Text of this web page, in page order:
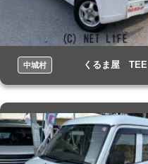
中城村 くるま屋 TEE